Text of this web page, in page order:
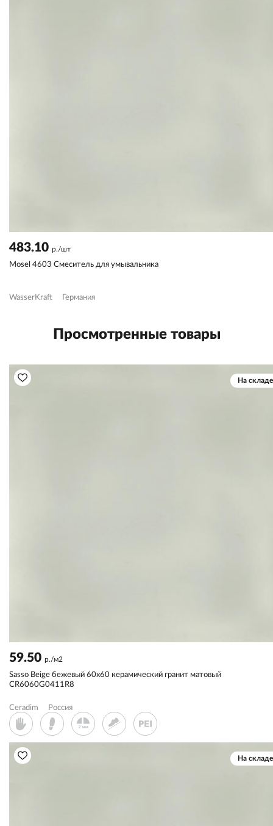
483.10 р./шт
Mosel 4603 Смеситель для умывальника
WasserKraft Германия
Просмотренные товары
На складе
59.50 р./м2
Sassо Beige бежевый 60x60 керамический гранит матовый
CR6060G0411R8
Ceradim Россия
На складе